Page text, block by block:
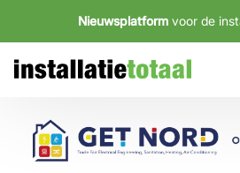
Nieuwsplatform voor de